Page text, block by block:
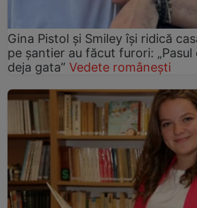
Gina Pistol și Smiley își ridică
pe șantier au făcut furori:
deja gata” Vedete românești